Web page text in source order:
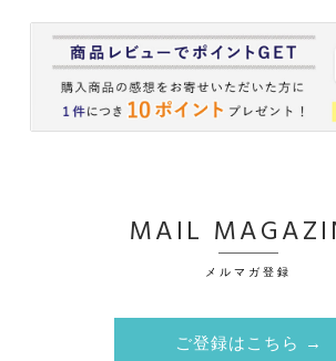
MAIL
メルマガ登録
ご登録はこちら →